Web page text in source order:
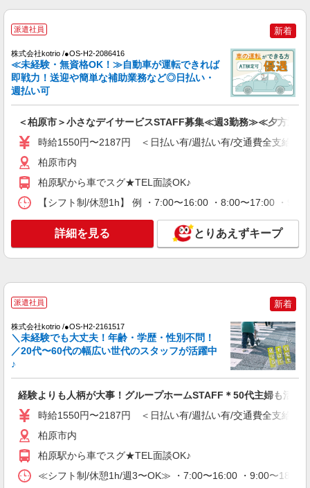
派遣社員
株式会社kotrio /●OS-H2-2157566
NEW
障がい者支援＊軽作業見守りやお手伝いなど
＊＠柏原市
時給1550円〜2187円 ＜日払い有/週払い有/交
通費全支給(ガソリン代含む)＞
派遣社員
株式会社kotrio /●OS-H2-2069286
ートSTAFF
時給1550円〜2187円 ＜日払い有/週払い有/交
通費全支給(ガソリン代含む)＞
キープ 詳細を見る
株式会社kotrio /●OS-H2-2093959
NEW
＼健康的に働こう／利用者さんと一緒に体操
やリハビリサポート等
時給1550円〜2187円 ＜日払い有/週払い有/交
通費全支給(ガソリン代含む)＞
キープ
派遣社員
株式会社kotrio /●OS-H2-2156184
NEW
派遣社員 新着
株式会社kotrio /●OS-H2-2086416
≪未経験・無資格OK！≫自動車が運転できれば
即戦力！送迎や簡単な補助業務など◎日払い・
週払い可
＜柏原市＞小さなデイサービスSTAFF募集≪週3勤務≫≪夕方退
時給1550円〜2187円 ＜日払い有/週払い有/交通費全支給(ガ
柏原市内
柏原駅から車でスグ★TEL面談OK♪
【シフト制/休憩1h】 例 ・7:00〜16:00 ・8:00〜17:00 ・
詳細を見る とりあえずキープ
派遣社員 新着
株式会社kotrio /●OS-H2-2161517
＼未経験でも大丈夫！年齢・学歴・性別不問！
／20代〜60代の幅広い世代のスタッフが活躍中
♪
経験よりも人柄が大事！グループホームSTAFF＊50代主婦も活躍
時給1550円〜2187円 ＜日払い有/週払い有/交通費全支給(ガ
柏原市内
柏原駅から車でスグ★TEL面談OK♪
≪シフト制/休憩1h/週3〜OK≫ ・7:00〜16:00 ・9:00〜